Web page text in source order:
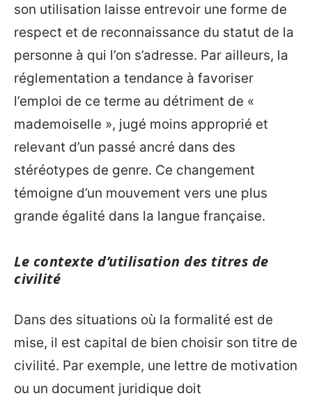
son utilisation laisse entrevoir une forme de
respect et de reconnaissance du statut de la
personne à qui l’on s’adresse. Par ailleurs, la
réglementation a tendance à favoriser
l’emploi de ce terme au détriment de «
mademoiselle », jugé moins approprié et
relevant d’un passé ancré dans des
stéréotypes de genre. Ce changement
témoigne d’un mouvement vers une plus
grande égalité dans la langue française.
Le contexte d’utilisation des titres de
civilité
Dans des situations où la formalité est de
mise, il est capital de bien choisir son titre de
civilité. Par exemple, une lettre de motivation
ou un document juridique doit